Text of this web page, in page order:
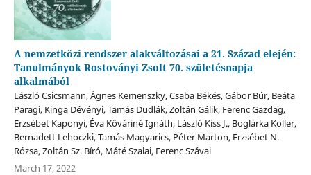
A nemzetközi rendszer alakváltozásai a 21. Század elején:
Tanulmányok Rostoványi Zsolt 70. születésnapja
alkalmából
László Csicsmann, Ágnes Kemenszky, Csaba Békés, Gábor Búr, Beáta
Paragi, Kinga Dévényi, Tamás Dudlák, Zoltán Gálik, Ferenc Gazdag,
Erzsébet Kaponyi, Éva Kőváriné Ignáth, László Kiss J., Boglárka Koller,
Bernadett Lehoczki, Tamás Magyarics, Péter Marton, Erzsébet N.
Rózsa, Zoltán Sz. Bíró, Máté Szalai, Ferenc Szávai
March 17, 2022